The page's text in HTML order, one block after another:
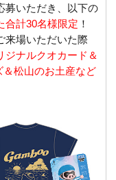
募いただき、以下の
合計30名様限定 ！
来場いただいた際
ジナルクオカード＆
松山のお土産など